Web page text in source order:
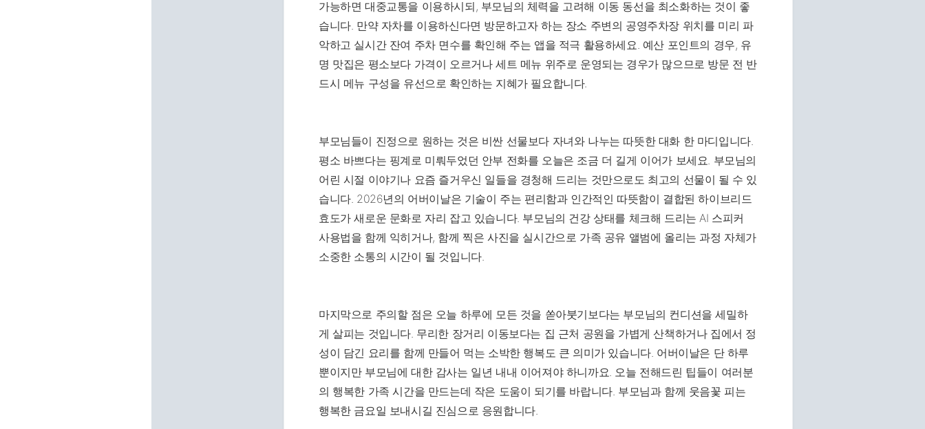
가능하면 대중교통을 이용하시되, 부모님의 체력을 고려해 이동 동선을 최소화하는 것이 좋
습니다. 만약 자차를 이용하신다면 방문하고자 하는 장소 주변의 공영주차장 위치를 미리 파
악하고 실시간 잔여 주차 면수를 확인해 주는 앱을 적극 활용하세요. 예산 포인트의 경우, 유
명 맛집은 평소보다 가격이 오르거나 세트 메뉴 위주로 운영되는 경우가 많으므로 방문 전 반
드시 메뉴 구성을 유선으로 확인하는 지혜가 필요합니다.
부모님들이 진정으로 원하는 것은 비싼 선물보다 자녀와 나누는 따뜻한 대화 한 마디입니다.
평소 바쁘다는 핑계로 미뤄두었던 안부 전화를 오늘은 조금 더 길게 이어가 보세요. 부모님의
어린 시절 이야기나 요즘 즐거우신 일들을 경청해 드리는 것만으로도 최고의 선물이 될 수 있
습니다. 2026년의 어버이날은 기술이 주는 편리함과 인간적인 따뜻함이 결합된 하이브리드
효도가 새로운 문화로 자리 잡고 있습니다. 부모님의 건강 상태를 체크해 드리는 AI 스피커
사용법을 함께 익히거나, 함께 찍은 사진을 실시간으로 가족 공유 앨범에 올리는 과정 자체가
소중한 소통의 시간이 될 것입니다.
마지막으로 주의할 점은 오늘 하루에 모든 것을 쏟아붓기보다는 부모님의 컨디션을 세밀하
게 살피는 것입니다. 무리한 장거리 이동보다는 집 근처 공원을 가볍게 산책하거나 집에서 정
성이 담긴 요리를 함께 만들어 먹는 소박한 행복도 큰 의미가 있습니다. 어버이날은 단 하루
뿐이지만 부모님에 대한 감사는 일년 내내 이어져야 하니까요. 오늘 전해드린 팁들이 여러분
의 행복한 가족 시간을 만드는데 작은 도움이 되기를 바랍니다. 부모님과 함께 웃음꽃 피는
행복한 금요일 보내시길 진심으로 응원합니다.